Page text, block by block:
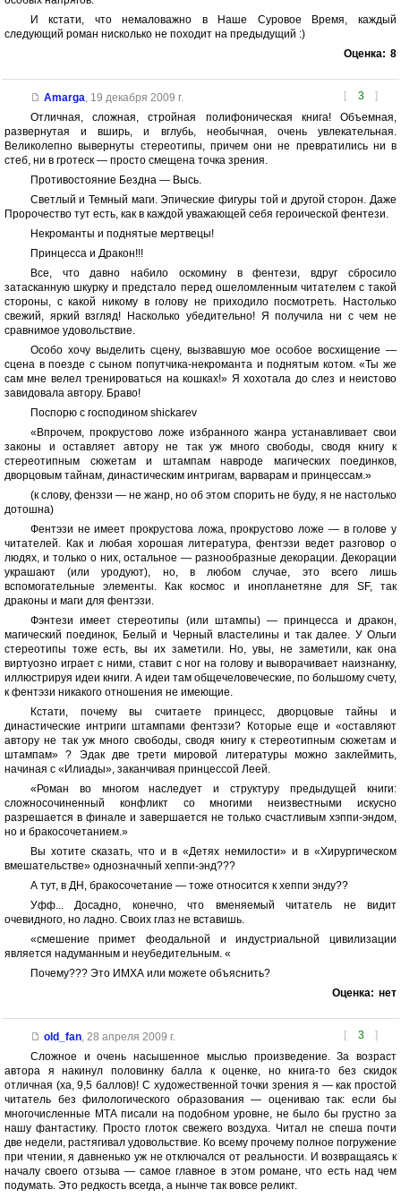
И кстати, что немаловажно в Наше Суровое Время, каждый
следующий роман нисколько не походит на предыдущий :)
Оценка: 8
[ 3 ]
Amarga, 19 декабря 2009 г.
Отличная, сложная, стройная полифоническая книга! Объемная,
развернутая и вширь, и вглубь, необычная, очень увлекательная.
Великолепно вывернуты стереотипы, причем они не превратились ни в
стеб, ни в гротеск — просто смещена точка зрения.
Противостояние Бездна — Высь.
Светлый и Темный маги. Эпические фигуры той и другой сторон. Даже
Пророчество тут есть, как в каждой уважающей себя героической фентези.
Некроманты и поднятые мертвецы!
Принцесса и Дракон!!!
Все, что давно набило оскомину в фентези, вдруг сбросило
затасканную шкурку и предстало перед ошеломленным читателем с такой
стороны, с какой никому в голову не приходило посмотреть. Настолько
свежий, яркий взгляд! Насколько убедительно! Я получила ни с чем не
сравнимое удовольствие.
Особо хочу выделить сцену, вызвавшую мое особое восхищение —
сцена в поезде с сыном попутчика-некроманта и поднятым котом. «Ты же
сам мне велел тренироваться на кошках!» Я хохотала до слез и неистово
завидовала автору. Браво!
Поспорю с господином shickarev
«Впрочем, прокрустово ложе избранного жанра устанавливает свои
законы и оставляет автору не так уж много свободы, сводя книгу к
стереотипным сюжетам и штампам навроде магических поединков,
дворцовым тайнам, династическим интригам, варварам и принцессам.»
(к слову, фенэзи — не жанр, но об этом спорить не буду, я не настолько
дотошна)
Фентэзи не имеет прокрустова ложа, прокрустово ложе — в голове у
читателей. Как и любая хорошая литература, фентэзи ведет разговор о
людях, и только о них, остальное — разнообразные декорации. Декорации
украшают (или уродуют), но, в любом случае, это всего лишь
вспомогательные элементы. Как космос и инопланетяне для SF, так
драконы и маги для фентэзи.
Фэнтези имеет стереотипы (или штампы) — принцесса и дракон,
магический поединок, Белый и Черный властелины и так далее. У Ольги
стереотипы тоже есть, вы их заметили. Но, увы, не заметили, как она
виртуозно играет с ними, ставит с ног на голову и выворачивает наизнанку,
иллюстрируя идеи книги. А идеи там общечеловеческие, по большому счету,
к фентэзи никакого отношения не имеющие.
Кстати, почему вы считаете принцесс, дворцовые тайны и
династические интриги штампами фентэзи? Которые еще и «оставляют
автору не так уж много свободы, сводя книгу к стереотипным сюжетам и
штампам» ? Эдак две трети мировой литературы можно заклеймить,
начиная с «Илиады», заканчивая принцессой Леей.
«Роман во многом наследует и структуру предыдущей книги:
сложносочиненный конфликт со многими неизвестными искусно
разрешается в финале и завершается не только счастливым хэппи-эндом,
но и бракосочетанием.»
Вы хотите сказать, что и в «Детях немилости» и в «Хирургическом
вмешательстве» однозначный хеппи-энд???
А тут, в ДН, бракосочетание — тоже относится к хеппи энду??
Уфф... Досадно, конечно, что вменяемый читатель не видит
очевидного, но ладно. Своих глаз не вставишь.
«смешение примет феодальной и индустриальной цивилизации
является надуманным и неубедительным. «
Почему??? Это ИМХА или можете объяснить?
Оценка: нет
[ 3 ]
old_fan, 28 апреля 2009 г.
Сложное и очень насышенное мыслью произведение. За возраст
автора я накинул половинку балла к оценке, но книга-то без скидок
отличная (ха, 9,5 баллов)! С художественной точки зрения я — как простой
читатель без филологического образования — оцениваю так: если бы
многочисленные МТА писали на подобном уровне, не было бы грустно за
нашу фантастику. Просто глоток свежего воздуха. Читал не спеша почти
две недели, растягивал удовольствие. Ко всему прочему полное погружение
при чтении, я давненько уж не отключался от реальности. И возвращаясь к
началу своего отзыва — самое главное в этом романе, что есть над чем
подумать. Это редкость всегда, а нынче так вовсе реликт.